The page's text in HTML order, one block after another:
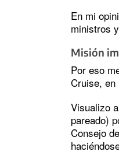
En mi
ministros
Misión
Por eso
Cruise, en
Visualizo a
pareado)
Consejo